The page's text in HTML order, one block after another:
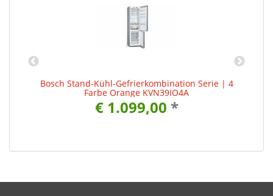
Bosch Stand-Kühl-Gefrierkombination Serie | 4
Farbe Orange KVN39IO4A
€ 1.099,00 *